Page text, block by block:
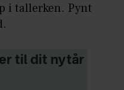
i tallerken. Pynt
til dit nytår